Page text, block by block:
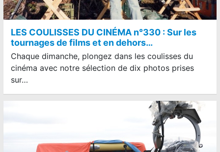
LES COULISSES DU CINÉMA n°330 : Sur les
tournages de films et en dehors…
Chaque dimanche, plongez dans les coulisses du
cinéma avec notre sélection de dix photos prises
sur…